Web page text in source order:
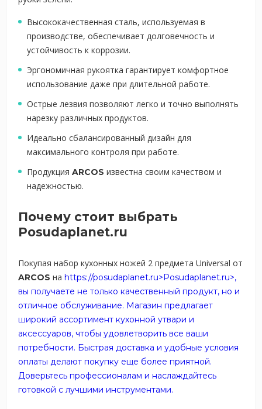
Высококачественная сталь, используемая в
производстве, обеспечивает долговечность и
устойчивость к коррозии.
Эргономичная рукоятка гарантирует комфортное
использование даже при длительной работе.
Острые лезвия позволяют легко и точно выполнять
нарезку различных продуктов.
Идеально сбалансированный дизайн для
максимального контроля при работе.
Продукция ARCOS известна своим качеством и
надежностью.
Почему стоит выбрать
Posudaplanet.ru
Покупая набор кухонных ножей 2 предмета Universal от
ARCOS на https://posudaplanet.ru>Posudaplanet.ru>,
вы получаете не только качественный продукт, но и
отличное обслуживание. Магазин предлагает
широкий ассортимент кухонной утвари и
аксессуаров, чтобы удовлетворить все ваши
потребности. Быстрая доставка и удобные условия
оплаты делают покупку еще более приятной.
Доверьтесь профессионалам и наслаждайтесь
готовкой с лучшими инструментами.